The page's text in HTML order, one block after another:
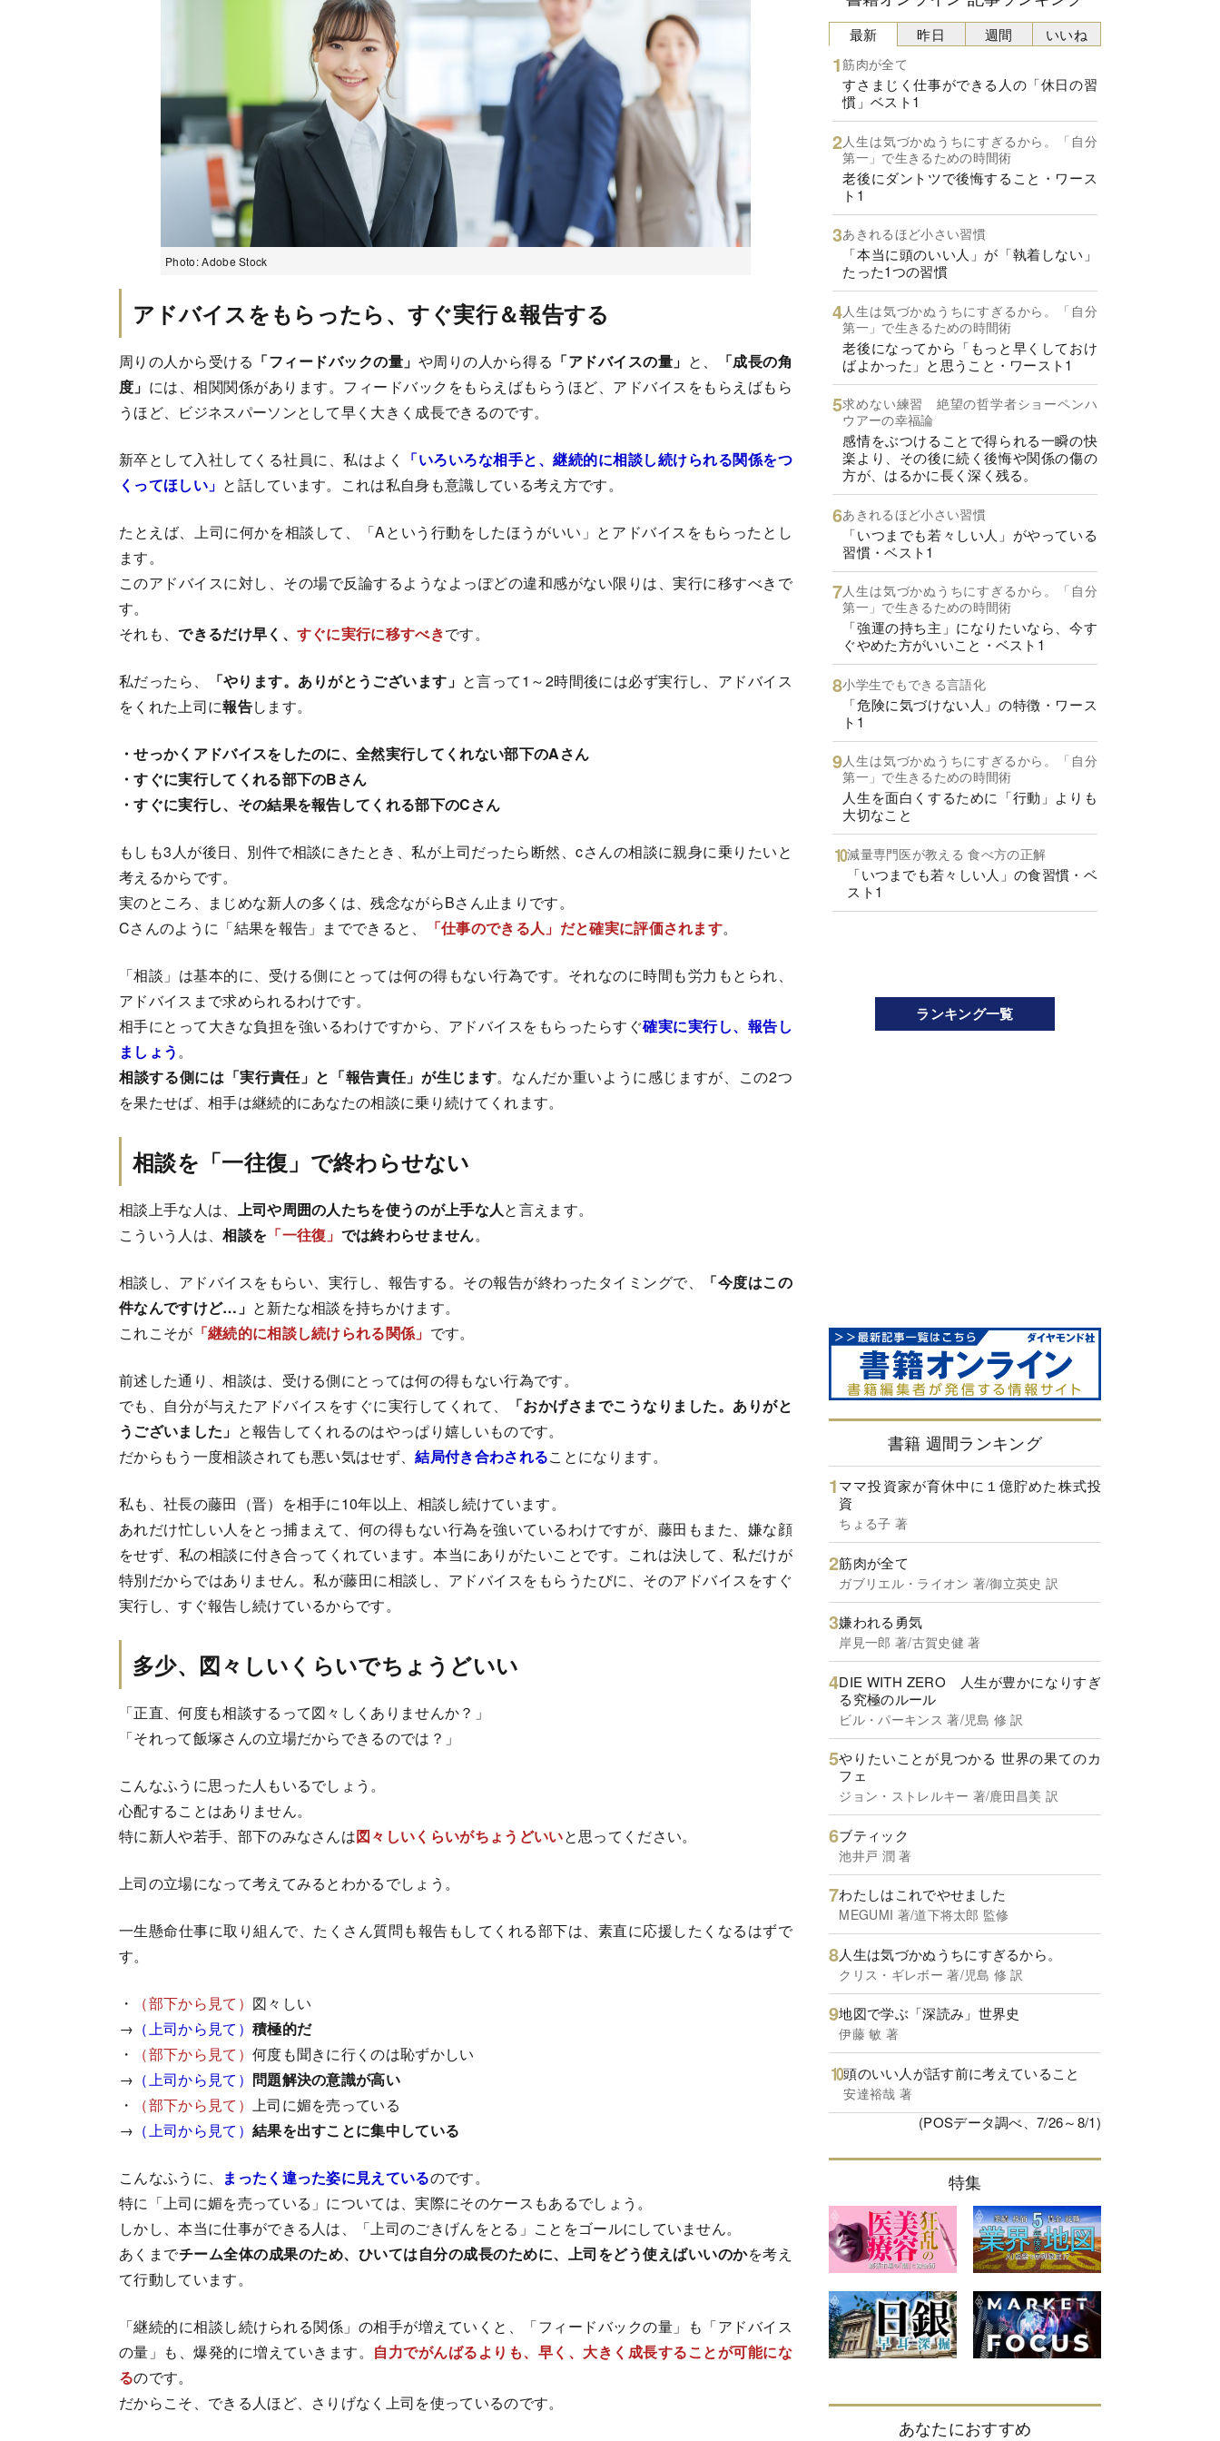
Photo: Adobe Stock
アドバイスをもらったら、すぐ実行＆報告する
周りの人から受ける 「フィードバックの量」 や周りの人から得る 「アドバイスの量」 と、
「成長の角
度」 には、相関関係があります。フィードバックをもらえばもらうほど、アドバイスをもらえばもら
うほど、ビジネスパーソンとして早く大きく成長できるのです。
新卒として入社してくる社員に、私はよく
「いろいろな相手と、継続的に相談し続けられる関係をつ
くってほしい」 と話しています。これは私自身も意識している考え方です。
たとえば、上司に何かを相談して、「Aという行動をしたほうがいい」とアドバイスをもらったとし
ます。
このアドバイスに対し、その場で反論するようなよっぽどの違和感がない限りは、実行に移すべきで
す。
それも、できるだけ早く、 すぐに実行に移すべきです。
私だったら、 「やります。ありがとうございます」 と言って1～2時間後には必ず実行し、アドバイス
をくれた上司に報告します。
・せっかくアドバイスをしたのに、全然実行してくれない部下のAさん
・すぐに実行してくれる部下のBさん
・すぐに実行し、その結果を報告してくれる部下のCさん
もしも3人が後日、別件で相談にきたとき、私が上司だったら断然、cさんの相談に親身に乗りたいと
考えるからです。
実のところ、まじめな新人の多くは、残念ながらBさん止まりです。
Cさんのように「結果を報告」までできると、
「仕事のできる人」だと確実に評価されます。
「相談」は基本的に、受ける側にとっては何の得もない行為です。それなのに時間も労力もとられ、
アドバイスまで求められるわけです。
相手にとって大きな負担を強いるわけですから、アドバイスをもらったらすぐ確実に実行し、報告し
ましょう。
相談する側には「実行責任」と「報告責任」が生じます。なんだか重いように感じますが、この2つ
を果たせば、相手は継続的にあなたの相談に乗り続けてくれます。
相談を「一往復」で終わらせない
相談上手な人は、 上司や周囲の人たちを使うのが上手な人と言えます。
こういう人は、相談を 「一往復」 では終わらせません。
相談し、アドバイスをもらい、実行し、報告する。その報告が終わったタイミングで、
「今度はこの
件なんですけど…」 と新たな相談を持ちかけます。
これこそが 「継続的に相談し続けられる関係」 です。
前述した通り、相談は、受ける側にとっては何の得もない行為です。
でも、自分が与えたアドバイスをすぐに実行してくれて、
「おかげさまでこうなりました。ありがと
うございました」 と報告してくれるのはやっぱり嬉しいものです。
だからもう一度相談されても悪い気はせず、結局付き合わされることになります。
私も、社長の藤田（晋）を相手に10年以上、相談し続けています。
あれだけ忙しい人をとっ捕まえて、何の得もない行為を強いているわけですが、藤田もまた、嫌な顔
をせず、私の相談に付き合ってくれています。本当にありがたいことです。これは決して、私だけが
特別だからではありません。私が藤田に相談し、アドバイスをもらうたびに、そのアドバイスをすぐ
実行し、すぐ報告し続けているからです。
多少、図々しいくらいでちょうどいい
「正直、何度も相談するって図々しくありませんか？」
「それって飯塚さんの立場だからできるのでは？」
こんなふうに思った人もいるでしょう。
心配することはありません。
特に新人や若手、部下のみなさんは図々しいくらいがちょうどいいと思ってください。
上司の立場になって考えてみるとわかるでしょう。
一生懸命仕事に取り組んで、たくさん質問も報告もしてくれる部下は、素直に応援したくなるはずで
す。
・ （部下から見て） 図々しい
→ （上司から見て） 積極的だ
・
（部下から見て） 何度も聞きに行くのは恥ずかしい
→ （上司から見て） 問題解決の意識が高い
・
（部下から見て） 上司に媚を売っている
→ （上司から見て） 結果を出すことに集中している
こんなふうに、 まったく違った姿に見えているのです。
特に「上司に媚を売っている」については、実際にそのケースもあるでしょう。
しかし、本当に仕事ができる人は、「上司のごきげんをとる」ことをゴールにしていません。
あくまでチーム全体の成果のため、ひいては自分の成長のために、上司をどう使えばいいのかを考え
て行動しています。
「継続的に相談し続けられる関係」の相手が増えていくと、「フィードバックの量」も「アドバイス
の量」も、爆発的に増えていきます。 自力でがんばるよりも、早く、大きく成長することが可能にな
るのです。
だからこそ、できる人ほど、さりげなく上司を使っているのです。
最新
筋肉が全て
すさまじく仕事ができる人の「休日の習
慣」ベスト1
人生は気づかぬうちにすぎるから。「自分
第一」で生きるための時間術
老後にダントツで後悔すること・ワース
ト1
あきれるほど小さい習慣
「本当に頭のいい人」が「執着しない」
たった1つの習慣
人生は気づかぬうちにすぎるから。「自分
第一」で生きるための時間術
老後になってから「もっと早くしておけ
ばよかった」と思うこと・ワースト1
求めない練習 絶望の哲学者ショーペンハ
ウアーの幸福論
感情をぶつけることで得られる一瞬の快
楽より、その後に続く後悔や関係の傷の
方が、はるかに長く深く残る。
あきれるほど小さい習慣
「いつまでも若々しい人」がやっている
習慣・ベスト1
人生は気づかぬうちにすぎるから。「自分
第一」で生きるための時間術
「強運の持ち主」になりたいなら、今す
ぐやめた方がいいこと・ベスト1
小学生でもできる言語化
「危険に気づけない人」の特徴・ワース
ト1
人生は気づかぬうちにすぎるから。「自分
第一」で生きるための時間術
人生を面白くするために「行動」よりも
大切なこと
減量専門医が教える 食べ方の正解
「いつまでも若々しい人」の食習慣・ベ
スト1
昨日 週間 いいね
ランキング一覧
書籍 週間ランキング
ママ投資家が育休中に１億貯めた株式投
資
ちょる子 著
筋肉が全て
ガブリエル・ライオン 著/御立英史 訳
嫌われる勇気
岸見一郎 著/古賀史健 著
DIE WITH ZERO 人生が豊かになりすぎ
る究極のルール
ビル・パーキンス 著/児島 修 訳
やりたいことが見つかる 世界の果てのカ
フェ
ジョン・ストレルキー 著/鹿田昌美 訳
ブティック
池井戸 潤 著
わたしはこれでやせました
MEGUMI 著/道下将太郎 監修
人生は気づかぬうちにすぎるから。
クリス・ギレボー 著/児島 修 訳
地図で学ぶ「深読み」世界史
伊藤 敏 著
頭のいい人が話す前に考えていること
安達裕哉 著
(POSデータ調べ、7/26～8/1)
特集
あなたにおすすめ